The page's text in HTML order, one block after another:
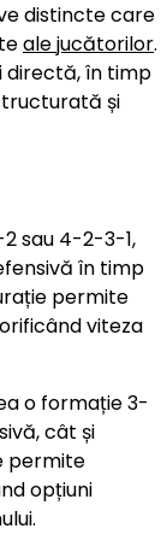
distincte care
ale jucătorilor.
directă, în timp
și
sau 4-2-3-1,
în timp
permite
viteza
o formație 3-
cât și
permite
opțiuni